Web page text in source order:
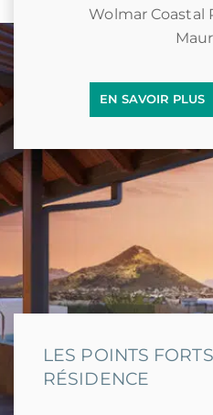
Wolmar Coastal
EN SAVOIR PLUS
LES POINTS
RÉSIDENCE